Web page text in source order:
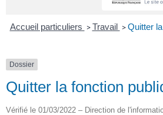
Accueil particuliers > Travail > Quitter
Dossier
Quitter la fonction
Vérifié le 01/03/2022 – Direction de